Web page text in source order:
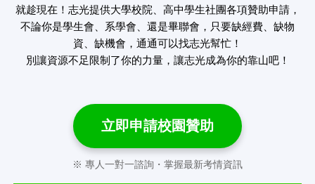
就趁現在！志光提供大學校院、高中學生社團各項贊助申請，
不論你是學生會、系學會、還是畢聯會，只要缺經費、缺物
資、缺機會，通通可以找志光幫忙！
別讓資源不足限制了你的力量，讓志光成為你的靠山吧！
立即申請校園贊助
※ 專人一對一諮詢・掌握最新考情資訊